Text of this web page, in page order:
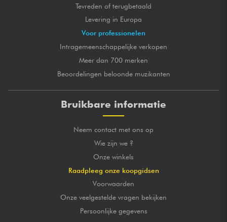
Tevreden of terugbetaald
Levering in Europa
Voor professionelen
Intragemeenschappelijke verkopen
Meer dan 700 merken
Beoordelingen beloonde muzikanten
Bruikbare informatie
Neem contact met ons op
Wie zijn we ?
Onze winkels
Raadpleeg onze koopgidsen
Voorwaarden
Onze veelgestelde vragen bekijken
Persoonlijke gegevens